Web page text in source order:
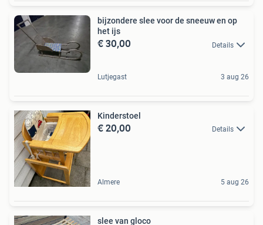
bijzondere slee voor de sneeuw en op
het ijs
€ 30,00 Details
Lutjegast 3 aug 26
Kinderstoel
€ 20,00 Details
Almere 5 aug 26
slee van gloco